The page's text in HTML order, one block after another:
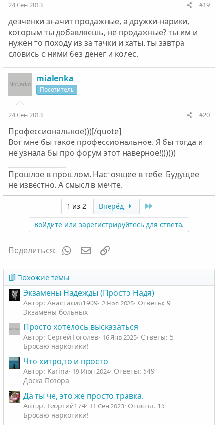
24 Сен 2013 #19
девченки значит продажные, а дружки-нарики,
которым ты добавляешь, не продажные? ты им и
нужен то походу из за тачки и хаты. ты завтра
словись с ними без денег и колес.
mialenka
Посетитель
24 Сен 2013 #20
Профессиональное)))[/quote]
Вот мне бы такое профессиональное. Я бы тогда и
не узнала бы про форум этот наверное!))))))
Прошлое в прошлом. Настоящее в тебе. Будущее
не известно. А смысл в мечте.
1 из 2 Вперёд
Войдите или зарегистрируйтесь для ответа.
Поделиться: WhatsAppЭлектронная почта
Похожие темы
Экзамены Надежды (Просто Надя)
Автор: Анастасия1909 2 Ноя 2025 Ответы: 9
Экзамены больных
Просто хотелось высказаться
Автор: Сергей Гоголев 16 Янв 2025 Ответы: 5
Бросаю наркотики!
Что хитро,то и просто.
Автор: Karinа 19 Июн 2024 Ответы: 549
Доска Позора
Да ты че, это же просто травка.
Автор: Георгий174 11 Сен 2023 Ответы: 15
Бросаю наркотики!